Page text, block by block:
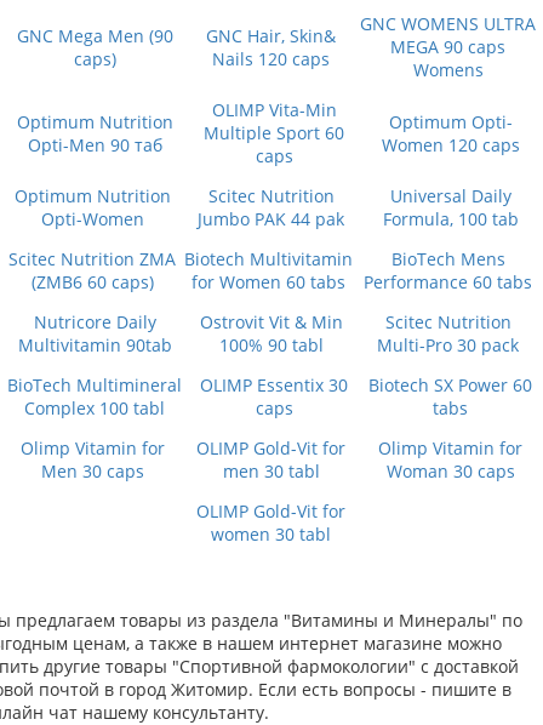
GNC Mega Men (90
caps)
GNC Hair, Skin&
Nails 120 caps
GNC WOMENS ULTRA
MEGA 90 caps
Womens
Optimum Nutrition
Opti-Men 90 таб
OLIMP Vita-Min
Multiple Sport 60
caps
Optimum Opti-
Women 120 caps
Optimum Nutrition
Opti-Women
Scitec Nutrition
Jumbo PAK 44 pak
Universal Daily
Formula, 100 tab
Scitec Nutrition ZMA
(ZMB6 60 caps)
Biotech Multivitamin
for Women 60 tabs
BioTech Mens
Performance 60 tabs
Nutricore Daily
Multivitamin 90tab
Ostrovit Vit & Min
100% 90 tabl
Scitec Nutrition
Multi-Pro 30 pack
BioTech Multimineral
Complex 100 tabl
OLIMP Essentix 30
caps
Biotech SX Power 60
tabs
Olimp Vitamin for
Men 30 caps
OLIMP Gold-Vit for
men 30 tabl
Olimp Vitamin for
Woman 30 caps
OLIMP Gold-Vit for
women 30 tabl
предлагаем товары из раздела "Витамины и Минералы" по
ценам, а также в нашем интернет магазине можно
другие товары "Спортивной фармокологии" с доставкой
почтой в город Житомир. Если есть вопросы - пишите в
чат нашему консультанту.